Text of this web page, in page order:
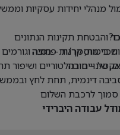
מנהלי יחידות עסקיות
והבטחת תקינות הנתונים
ביטוח, קרנות פנסיה וגורמים
רגולטוריים ושיפור
מוסמך/ת – חובה
– חובה
דינמית, תחת לחץ
סמוך לרכבת השלום
עבודה היברידי